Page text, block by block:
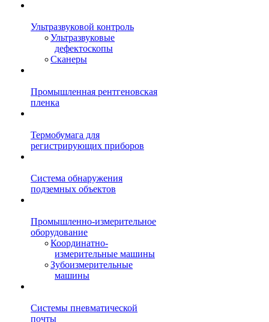
Ультразвуковой контроль
Ультразвуковые
дефектоскопы
Сканеры
Промышленная рентгеновская
пленка
Термобумага для
регистрирующих приборов
Система обнаружения
подземных объектов
Промышленно-измерительное
оборудование
Координатно-
измерительные машины
Зубоизмерительные
машины
Системы пневматической
почты